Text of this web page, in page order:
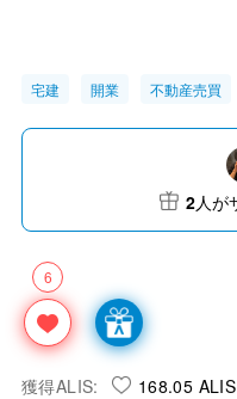
宅建 開業 不動産売買
6
2人が
獲得ALIS: 168.05 ALIS